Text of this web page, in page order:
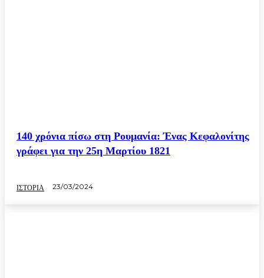
140 χρόνια πίσω στη Ρουμανία: Ένας Κεφαλονίτης
γράφει για την 25η Μαρτίου 1821
ΙΣΤΟΡΙΑ 23/03/2024